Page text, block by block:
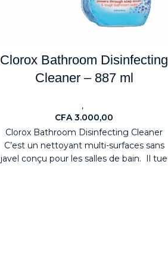
Clorox Bathroom Disinfecting
Cleaner – 887 ml
,
CFA3.000,00
Clorox Bathroom Disinfecting Cleaner
C’est un nettoyant multi-surfaces sans
javel conçu pour les salles de bain. Il tue